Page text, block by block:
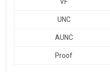
UNC
AUNC
Proof